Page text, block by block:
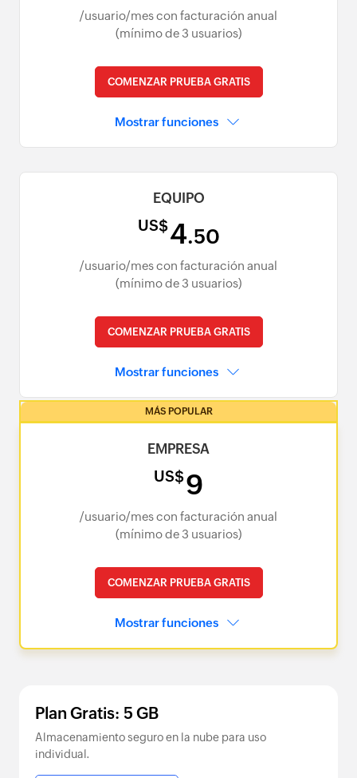
/usuario/mes con facturación anual
(mínimo de 3 usuarios)
COMENZAR PRUEBA GRATIS
Mostrar funciones
EQUIPO
US$4.50
/usuario/mes con facturación anual
(mínimo de 3 usuarios)
COMENZAR PRUEBA GRATIS
Mostrar funciones
MÁS POPULAR
EMPRESA
US$9
/usuario/mes con facturación anual
(mínimo de 3 usuarios)
COMENZAR PRUEBA GRATIS
Mostrar funciones
Plan Gratis: 5 GB
Almacenamiento seguro en la nube para uso
individual.